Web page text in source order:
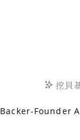
挖貝
Backer-Founder